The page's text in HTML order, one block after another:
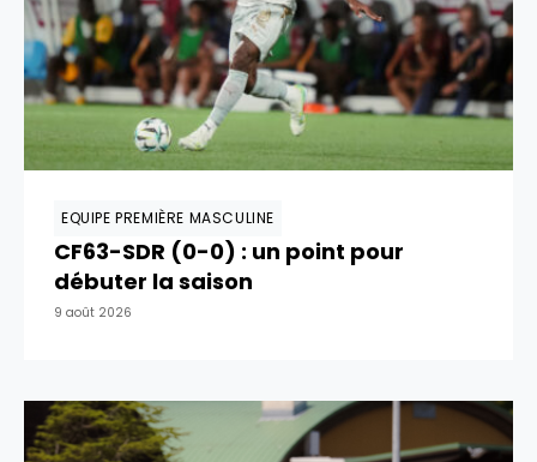
EQUIPE PREMIÈRE MASCULINE
CF63-SDR (0-0) : un point pour
débuter la saison
9 août 2026